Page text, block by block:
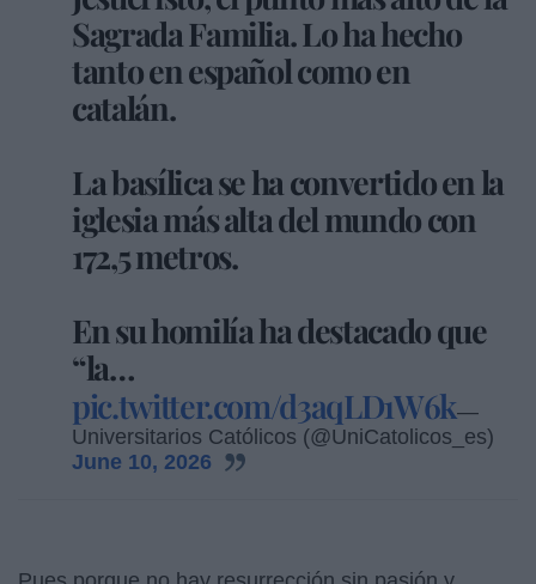
Sagrada Familia. Lo ha hecho
tanto en español como en
catalán.
La basílica se ha convertido en la
iglesia más alta del mundo con
172,5 metros.
En su homilía ha destacado que
“la…
pic.twitter.com/d3aqLD1W6k—
Universitarios Católicos (@UniCatolicos_es)
June 10, 2026